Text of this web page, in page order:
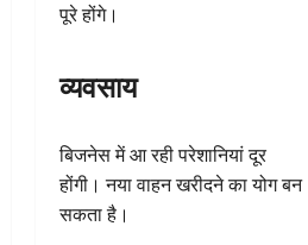
पूरे होंगे।
व्यवसाय
बिजनेस में आ रही परेशानियां दूर
होंगी। नया वाहन खरीदने का योग बन
सकता है।